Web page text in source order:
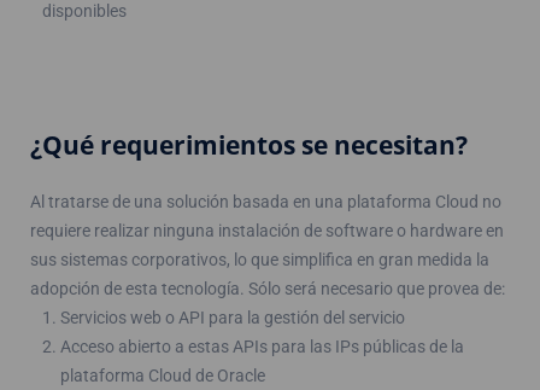
disponibles
¿Qué requerimientos se necesitan?
Al tratarse de una solución basada en una plataforma Cloud no
requiere realizar ninguna instalación de software o hardware en
sus sistemas corporativos, lo que simplifica en gran medida la
adopción de esta tecnología. Sólo será necesario que provea de:
Servicios web o API para la gestión del servicio
Acceso abierto a estas APIs para las IPs públicas de la
plataforma Cloud de Oracle